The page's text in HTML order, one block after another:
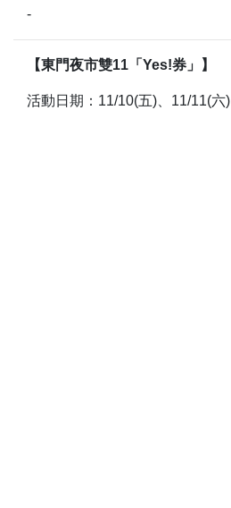
-
【東門夜市雙11「Yes!券」】
活動日期：11/10(五)、11/11(六)